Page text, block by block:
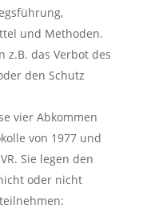
und Methoden.
z.B. das Verbot des
den Schutz
vier Abkommen
von 1977 und
Sie legen den
oder nicht